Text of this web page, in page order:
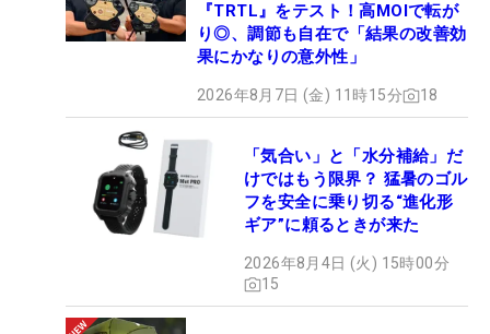
『TRTL』をテスト！高MOIで転が
り◎、調節も自在で「結果の改善効
果にかなりの意外性」
2026年8月7日 (金) 11時15分 18
「気合い」と「水分補給」だ
けではもう限界？ 猛暑のゴル
フを安全に乗り切る“進化形
ギア”に頼るときが来た
2026年8月4日 (火) 15時00分
15